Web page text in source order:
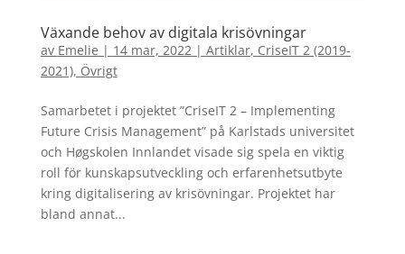
Växande behov av digitala krisövningar
av Emelie | 14 mar, 2022 | Artiklar, CriseIT 2 (2019-
2021), Övrigt
Samarbetet i projektet ”CriseIT 2 – Implementing
Future Crisis Management” på Karlstads universitet
och Høgskolen Innlandet visade sig spela en viktig
roll för kunskapsutveckling och erfarenhetsutbyte
kring digitalisering av krisövningar. Projektet har
bland annat...